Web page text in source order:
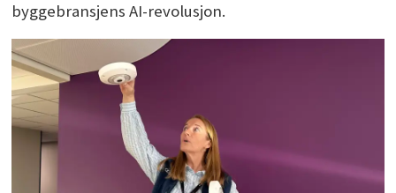
byggebransjens AI-revolusjon.